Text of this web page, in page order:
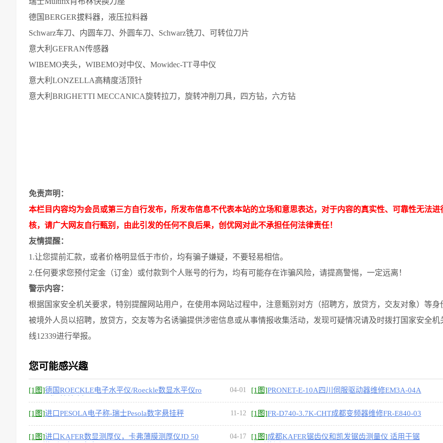
德国BERGER拔料器，液压拉料器
Schwarz车刀、内圆车刀、外圆车刀、Schwarz铣刀、可转位刀片
意大利GEFRAN传感器
WIBEMO夹头，WIBEMO对中仪、Mowidec-TT寻中仪
意大利LONZELLA高精度活顶针
意大利BRIGHETTI MECCANICA旋转拉刀，旋转冲削刀具，四方钻，六方钻
免责声明：
本栏目内容均为会员或第三方自行发布，所发布信息不代表本站的立场和意思表达，对于内容的真实性、可靠性无法进
核，请广大网友自行甄别，由此引发的任何不良后果，创优网对此不承担任何法律责任！
友情提醒：
1.让您提前汇款，或者价格明显低于市价，均有骗子嫌疑，不要轻易相信。
2.任何要求您预付定金（订金）或付款到个人账号的行为，均有可能存在诈骗风险，请提高警惕，一定远离！
警示内容：
根据国家安全机关要求，特别提醒网站用户，在使用本网站过程中，注意甄别对方（招聘方，放贷方，交友对象）等身
被境外人员以招聘，放贷方，交友等为名诱骗提供涉密信息或从事情报收集活动，发现可疑情况请及时拨打国家安全机
线12339进行举报。
您可能感兴趣
[1图]德国ROECKLE电子水平仪/Roeckle数显水平仪ro
04-01 [1图]PRONET-E-10A四川伺服驱动器维修EM3A-04A
[1图]进口PESOLA电子称-瑞士Pesola数字悬挂秤 11-12 [1图]FR-D740-3.7K-CHT成都变频器维修FR-E840-03
[1图]进口KAFER数显测厚仪，卡弗薄膜测厚仪JD 50
04-17 [1图]成都KAFER锯齿仪和凯发锯齿测量仪 适用于锯